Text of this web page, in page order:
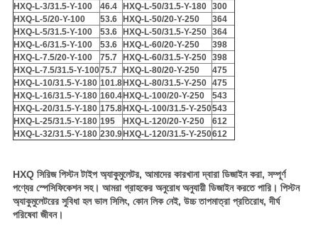
HXQ-L-3/31.5-Y-100
46.4 HXQ-L-50/31.5-Y-180 300
HXQ-L-5/20-Y-100
53.6 HXQ-L-50/20-Y-250
364
HXQ-L-5/31.5-Y-100
53.6 HXQ-L-50/31.5-Y-250 364
HXQ-L-6/31.5-Y-100
53.6 HXQ-L-60/20-Y-250
398
HXQ-L-7.5/20-Y-100
75.7 HXQ-L-60/31.5-Y-250 398
HXQ-L-7.5/31.5-Y-10075.7 HXQ-L-80/20-Y-250
475
HXQ-L-10/31.5-Y-180 101.8 HXQ-L-80/31.5-Y-250 475
HXQ-L-16/31.5-Y-180 160.4 HXQ-L-100/20-Y-250
543
HXQ-L-20/31.5-Y-180 175.8 HXQ-L-100/31.5-Y-250543
HXQ-L-25/31.5-Y-180 195 HXQ-L-120/20-Y-250
612
HXQ-L-32/31.5-Y-180 230.9 HXQ-L-120/31.5-Y-250612
HXQ সিরিজ পিস্টন টাইপ অ্যাকুমুলেটর, আমাদের কারখানা দ্বারা ডিজাইন করা, সম্পূর্ণ
পণ্যের স্পেসিফিকেশন সহ। আমরা গ্রাহকের অনুরোধ অনুযায়ী ডিজাইন করতে পারি। পিস্টন
অ্যাকুমুলেটরের সুবিধা হল ভাল সিলিং, কোন লিক নেই, উচ্চ তাপমাত্রা প্রতিরোধ, দীর্ঘ
পরিষেবা জীবন।